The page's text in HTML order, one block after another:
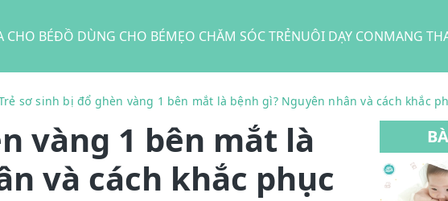
CHO BÉĐỒ DÙNG CHO BÉMẸO CHĂM SÓC TRẺNUÔI DẠY CONMANG
sơ sinh bị đổ ghèn vàng 1 bên mắt là bệnh gì? Nguyên nhân và cách khắc
vàng 1 bên mắt là
và cách khắc phục